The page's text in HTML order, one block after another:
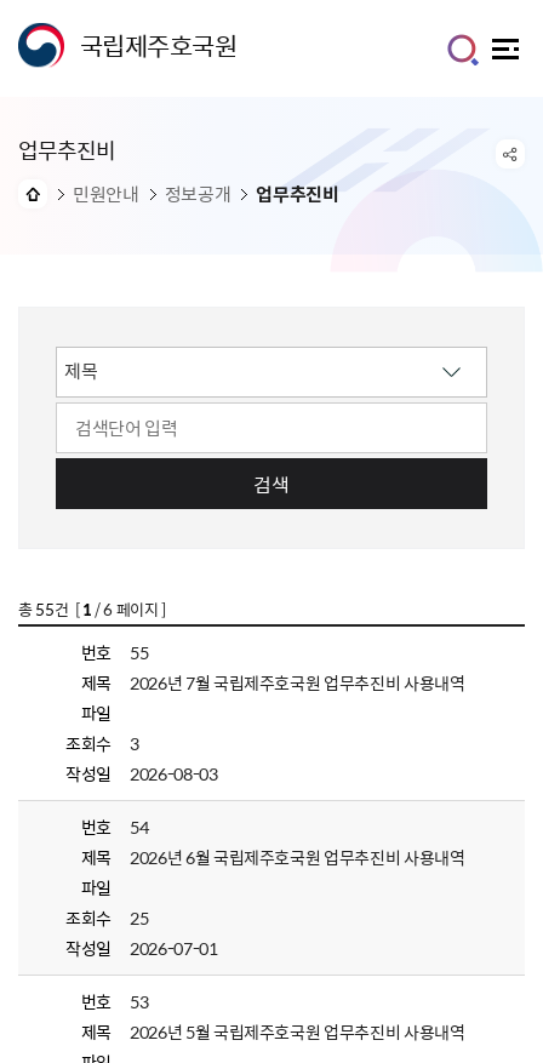
국립제주호국원
업무추진비
민원안내 정보공개 업무추진비
검색
총55건 [1/ 6 페이지 ]
번호
55
제목
2026년 7월 국립제주호국원 업무추진비 사용내역
파일
조회수
3
작성일
2026-08-03
번호
54
제목
2026년 6월 국립제주호국원 업무추진비 사용내역
파일
조회수
25
작성일
2026-07-01
번호
53
제목
2026년 5월 국립제주호국원 업무추진비 사용내역